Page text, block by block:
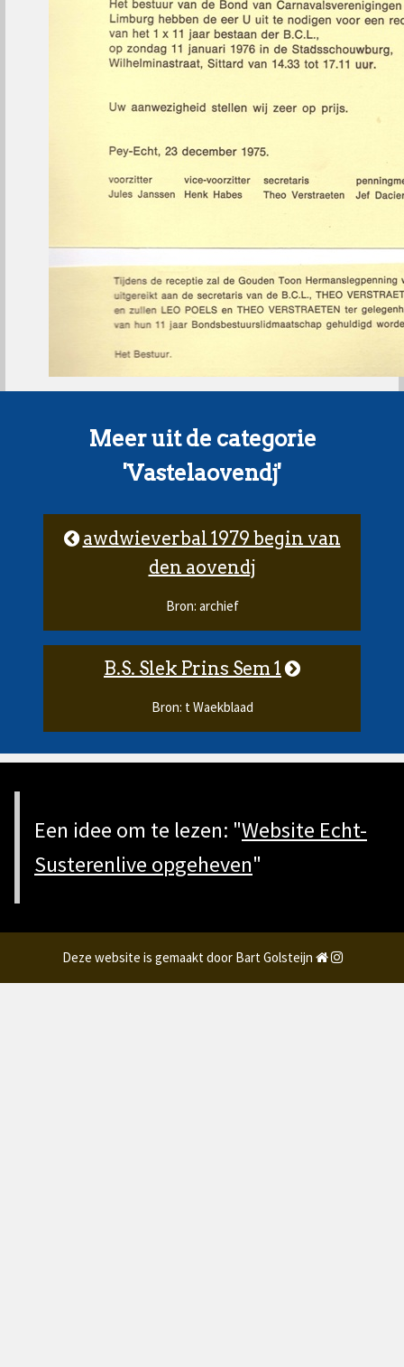
Meer uit de categorie
'Vastelaovendj'
awdwieverbal 1979 begin van
den aovendj
Bron: archief
B.S. Slek Prins Sem 1
Bron: t Waekblaad
Een idee om te lezen: "Website Echt-
Susterenlive opgeheven"
Deze website is gemaakt door Bart Golsteijn